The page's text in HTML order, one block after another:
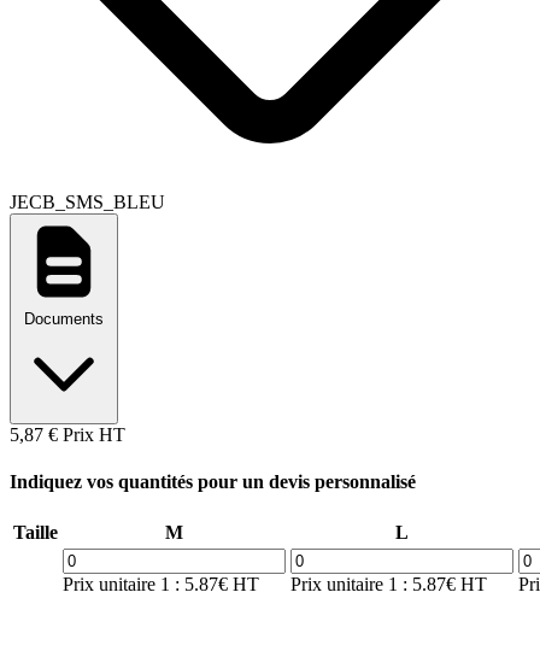
JECB_SMS_BLEU
Documents
5,87 € Prix HT
Indiquez vos quantités pour un devis personnalisé
Taille M L
Prix unitaire 1 : 5.87€ HT Prix unitaire 1 : 5.87€ HT